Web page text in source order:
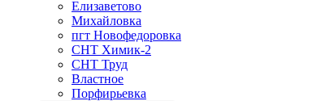
Елизаветово
Михайловка
пгт Новофедоровка
СНТ Химик-2
СНТ Труд
Властное
Порфирьевка